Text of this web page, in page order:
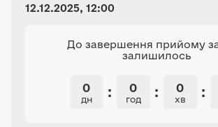
12.12.2025, 12:00
До завершення прийому
залишилось
0
дн : 0
год : 0
хв :